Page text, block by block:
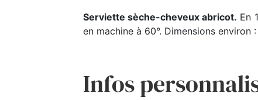
Serviette sèche-cheveux abricot. En
en machine à 60°. Dimensions environ
Infos